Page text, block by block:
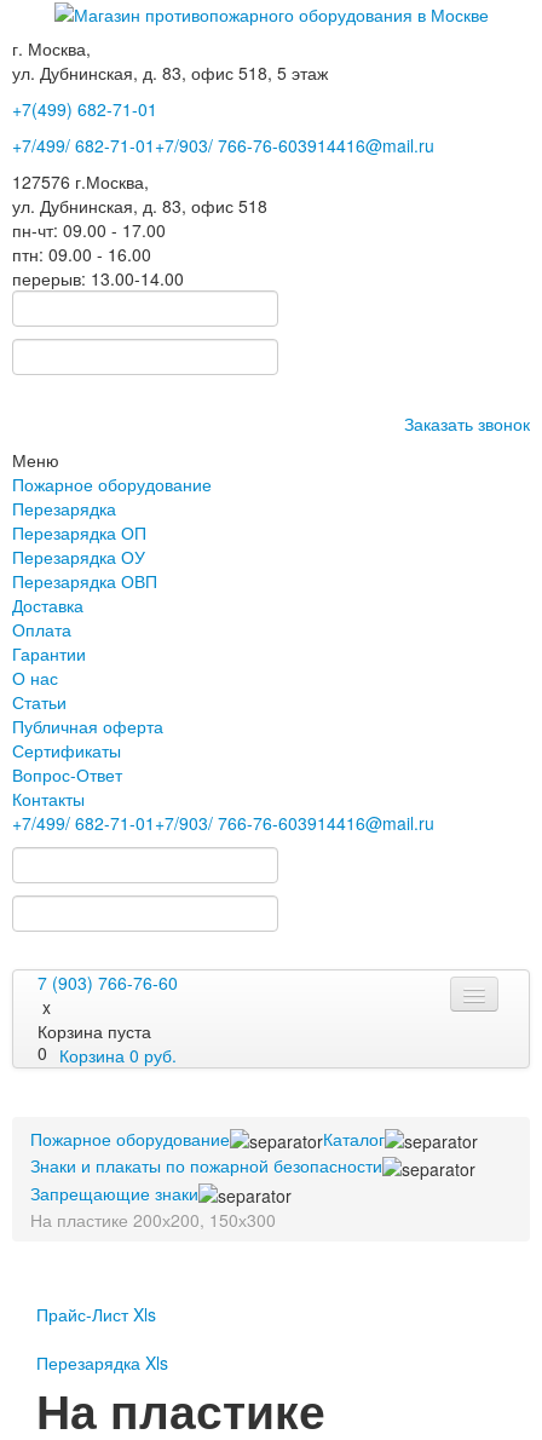
г. Москва,
ул. Дубнинская, д. 83, офис 518, 5 этаж
+7(499) 682-71-01
+7/499/ 682-71-01 +7/903/ 766-76-603914416@mail.ru
127576 г.Москва,
ул. Дубнинская, д. 83, офис 518
пн-чт: 09.00 - 17.00
птн: 09.00 - 16.00
перерыв: 13.00-14.00
Заказать звонок
Меню
Пожарное оборудование
Перезарядка
Перезарядка ОП
Перезарядка ОУ
Перезарядка ОВП
Доставка
Оплата
Гарантии
О нас
Статьи
Публичная оферта
Сертификаты
Вопрос-Ответ
Контакты
+7/499/ 682-71-01 +7/903/ 766-76-603914416@mail.ru
7 (903) 766-76-60
x
Корзина пуста
0 Корзина 0 руб.
Перезарядка
Перезарядка ОП
Перезарядка ОУ
Перезарядка ОВП
Оплата
Гарантии
О нас
Пожарное оборудование
Каталог
Знаки и плакаты по пожарной безопасности
Запрещающие знаки
На пластике 200х200, 150х300
Прайс-Лист Xls
Перезарядка Xls
На пластике